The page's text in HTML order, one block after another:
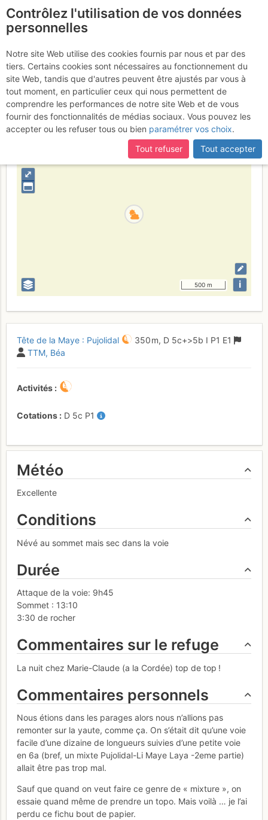
Tête de la Maye :
Pujolidal
Lundi 17 avril 2017
France Isère Écrins
⤢
500 m i
Tête de la Maye : Pujolidal 350 m, D 5c+>5b I P1 E1
TTM Béa
Activités
Cotations D 5c P1
Météo
Excellente
Conditions
Névé au sommet mais sec dans la voie
Durée
Attaque de la voie: 9h45
Sommet : 13:10
3:30 de rocher
Commentaires sur le refuge
La nuit chez Marie-Claude (a la Cordée) top de top !
Commentaires personnels
Nous étions dans les parages alors nous n’allions pas
remonter sur la yaute, comme ça. On s’était dit qu’une voie
facile d’une dizaine de longueurs suivies d’une petite voie
en 6a (bref, un mixte Pujolidal-Li Maye Laya -2eme partie)
allait être pas trop mal.
Sauf que quand on veut faire ce genre de « mixture », on
essaie quand même de prendre un topo. Mais voilà … je l’ai
perdu ce fichu bout de papier.
Contrôlez l'utilisation de vos données
personnelles
Notre site Web utilise des cookies fournis par nous et par des
tiers. Certains cookies sont nécessaires au fonctionnement du
site Web, tandis que d'autres peuvent être ajustés par vous à
tout moment, en particulier ceux qui nous permettent de
comprendre les performances de notre site Web et de vous
fournir des fonctionnalités de médias sociaux. Vous pouvez les
accepter ou les refuser tous ou bien paramétrer vos choix.
Tout refuser
Tout accepter